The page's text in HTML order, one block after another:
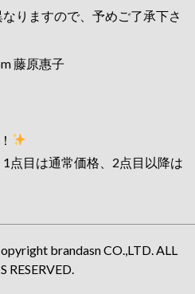
りますので、予めご了承下さ
藤原惠子
点目は通常価格、2点目以降は
brandasn CO.,LTD. ALL
RESERVED.